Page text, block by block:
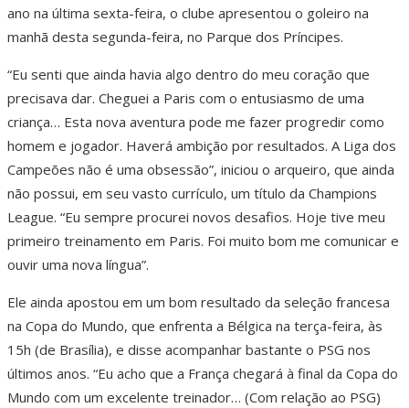
ano na última sexta-feira, o clube apresentou o goleiro na
manhã desta segunda-feira, no Parque dos Príncipes.
“Eu senti que ainda havia algo dentro do meu coração que
precisava dar. Cheguei a Paris com o entusiasmo de uma
criança… Esta nova aventura pode me fazer progredir como
homem e jogador. Haverá ambição por resultados. A Liga dos
Campeões não é uma obsessão”, iniciou o arqueiro, que ainda
não possui, em seu vasto currículo, um título da Champions
League. “Eu sempre procurei novos desafios. Hoje tive meu
primeiro treinamento em Paris. Foi muito bom me comunicar e
ouvir uma nova língua”.
Ele ainda apostou em um bom resultado da seleção francesa
na Copa do Mundo, que enfrenta a Bélgica na terça-feira, às
15h (de Brasília), e disse acompanhar bastante o PSG nos
últimos anos. “Eu acho que a França chegará à final da Copa do
Mundo com um excelente treinador… (Com relação ao PSG)